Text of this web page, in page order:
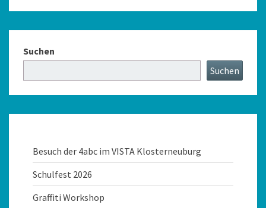
Suchen
Suchen
Besuch der 4abc im VISTA Klosterneuburg
Schulfest 2026
Graffiti Workshop